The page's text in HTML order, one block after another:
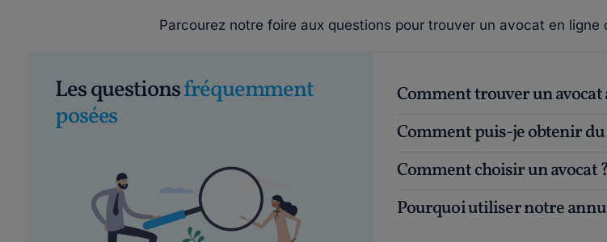
Parcourez notre foire aux questions pour trouver un avocat en
Les questionsfréquemment
posées
Comment trouver un
Comment puis-je obtenir
Comment choisir un avocat ?
Pourquoi utiliser notre